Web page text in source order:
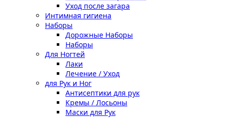
Уход после загара
Интимная гигиена
Наборы
Дорожные Наборы
Наборы
Для Ногтей
Лаки
Лечение / Уход
для Рук и Ног
Антисептики для рук
Кремы / Лосьоны
Маски для Рук